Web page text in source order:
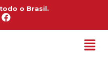
o Brasil.